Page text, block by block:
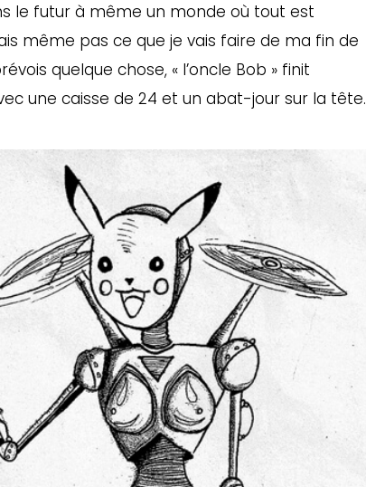
le futur à même un monde où tout est
même pas ce que je vais faire de ma fin de
quelque chose, « l’oncle Bob » finit
une caisse de 24 et un abat-jour sur la tête.